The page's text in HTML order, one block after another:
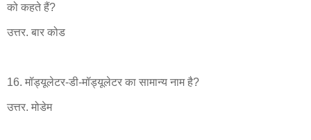
को कहते हैं?
उत्तर. बार कोड
16. मॉड्यूलेटर-डी-मॉड्यूलेटर का सामान्य नाम है?
उत्तर. मोडेम